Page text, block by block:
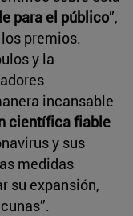
para el público”,
premios.
y la
incansable
científica fiable
y sus
medidas
su expansión,